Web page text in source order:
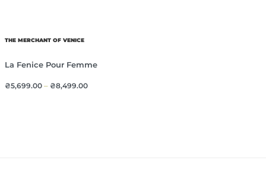
THE MERCHANT OF VENICE
La Fenice Pour Femme
₴5,699.00– ₴8,499.00